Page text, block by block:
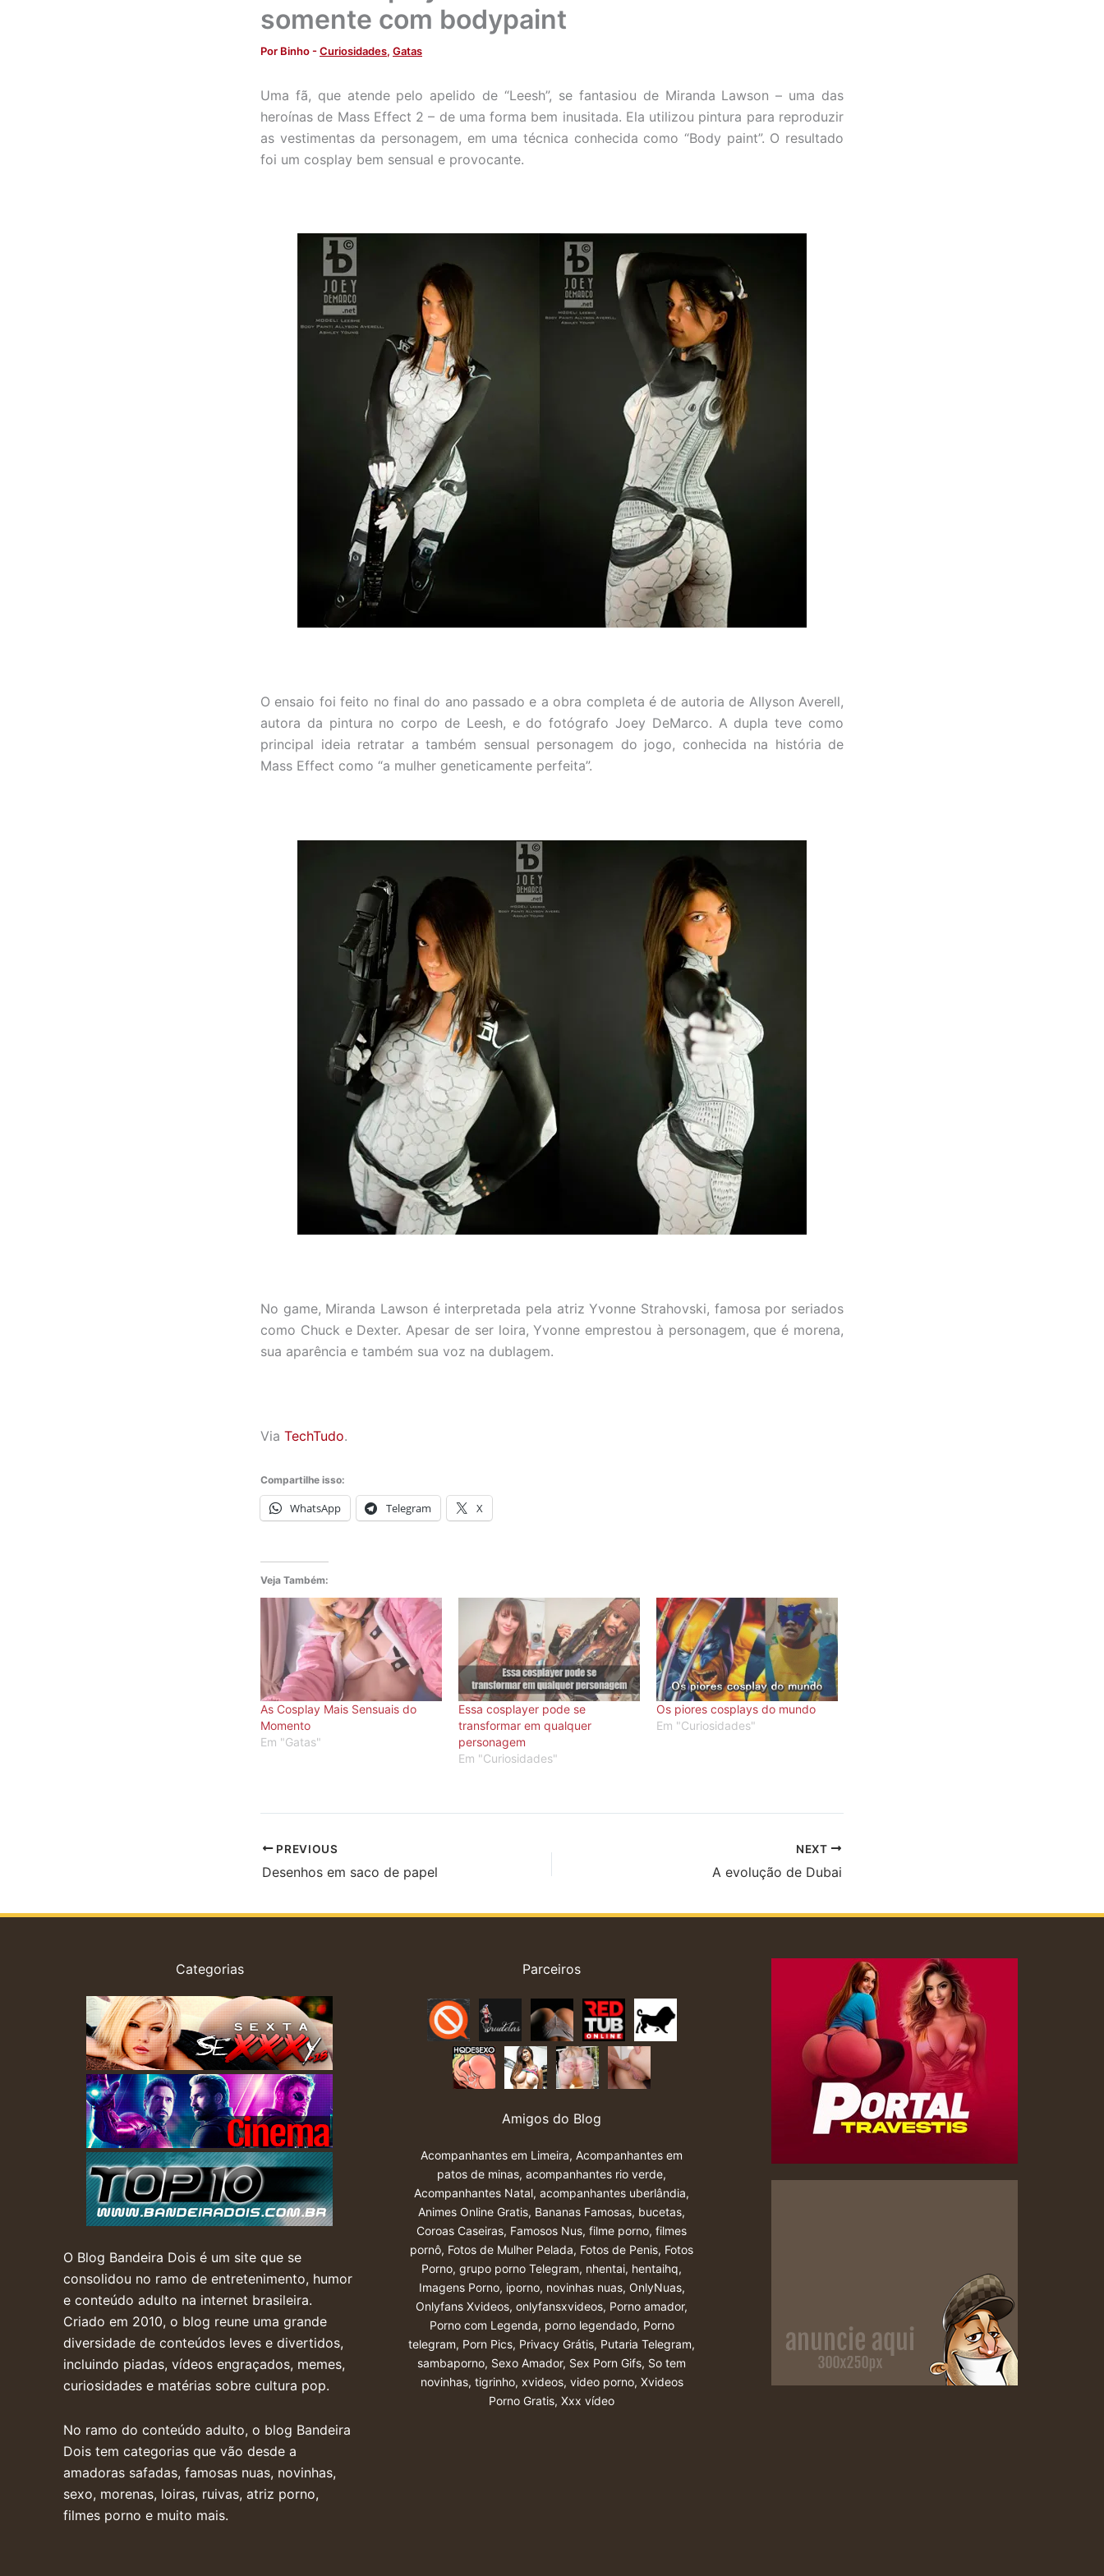
somente com bodypaint
Por Binho-Curiosidades, Gatas
Uma fã, que atende pelo apelido de “Leesh”, se fantasiou de Miranda Lawson – uma das
heroínas de Mass Effect 2 – de uma forma bem inusitada. Ela utilizou pintura para reproduzir
as vestimentas da personagem, em uma técnica conhecida como “Body paint”. O resultado
foi um cosplay bem sensual e provocante.
O ensaio foi feito no final do ano passado e a obra completa é de autoria de Allyson Averell,
autora da pintura no corpo de Leesh, e do fotógrafo Joey DeMarco. A dupla teve como
principal ideia retratar a também sensual personagem do jogo, conhecida na história de
Mass Effect como “a mulher geneticamente perfeita”.
No game, Miranda Lawson é interpretada pela atriz Yvonne Strahovski, famosa por seriados
como Chuck e Dexter. Apesar de ser loira, Yvonne emprestou à personagem, que é morena,
sua aparência e também sua voz na dublagem.
Via TechTudo.
Compartilhe isso:
WhatsApp Telegram X
Veja Também:
As Cosplay Mais Sensuais do
Momento
Em "Gatas"
Essa cosplayer pode se
transformar em qualquer
personagem
Em "Curiosidades"
Os piores cosplays do mundo
Em "Curiosidades"
PREVIOUS
Desenhos em saco de papel
NEXT
A evolução de Dubai
Categorias
O Blog Bandeira Dois é um site que se
consolidou no ramo de entretenimento, humor
e conteúdo adulto na internet brasileira.
Criado em 2010, o blog reune uma grande
diversidade de conteúdos leves e divertidos,
incluindo piadas, vídeos engraçados, memes,
curiosidades e matérias sobre cultura pop.
No ramo do conteúdo adulto, o blog Bandeira
Dois tem categorias que vão desde a
amadoras safadas, famosas nuas, novinhas,
sexo, morenas, loiras, ruivas, atriz porno,
filmes porno e muito mais.
Parceiros
Amigos do Blog
Acompanhantes em Limeira,Acompanhantes em
patos de minas,acompanhantes rio verde,
Acompanhantes Natal,acompanhantes uberlândia,
Animes Online Gratis, Bananas Famosas, bucetas,
Coroas Caseiras, Famosos Nus,filme porno,filmes
pornô, Fotos de Mulher Pelada, Fotos de Penis, Fotos
Porno,grupo porno Telegram, nhentai, hentaihq,
Imagens Porno, iporno, novinhas nuas, OnlyNuas,
Onlyfans Xvideos,onlyfansxvideos, Porno amador,
Porno com Legenda, porno legendado, Porno
telegram, Porn Pics, Privacy Grátis, Putaria Telegram,
sambaporno, Sexo Amador, Sex Porn Gifs, So tem
novinhas, tigrinho, xvideos, video porno, Xvideos
Porno Gratis,Xxx vídeo